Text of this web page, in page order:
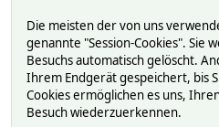
Die meisten der von uns
genannte "Session-Cookies". Sie
Besuchs automatisch gelöscht.
Ihrem Endgerät gespeichert, bis
Cookies ermöglichen es uns,
Besuch wiederzuerkennen.